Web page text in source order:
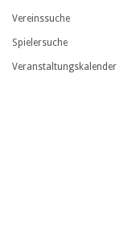
Vereinssuche
Spielersuche
Veranstaltungskalender